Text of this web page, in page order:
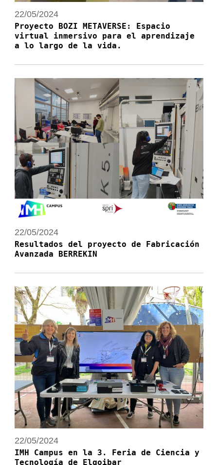
22/05/2024
Proyecto BOZI METAVERSE: Espacio
virtual inmersivo para el aprendizaje
a lo largo de la vida.
22/05/2024
Resultados del proyecto de Fabricación
Avanzada BERREKIN
22/05/2024
IMH Campus en la 3. Feria de Ciencia y
Tecnología de Elgoibar